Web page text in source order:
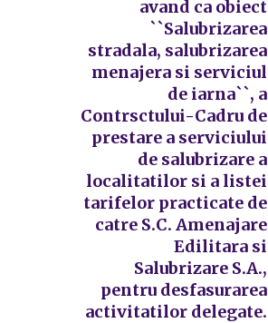
avand ca obiect
``Salubrizarea
stradala, salubrizarea
menajera si serviciul
de iarna``, a
Contrsctului-Cadru de
prestare a serviciului
de salubrizare a
localitatilor si a listei
tarifelor practicate de
catre S.C. Amenajare
Edilitara si
Salubrizare S.A.,
pentru desfasurarea
activitatilor delegate.